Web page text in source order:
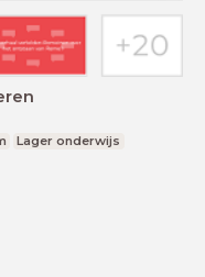
Lager onderwijs